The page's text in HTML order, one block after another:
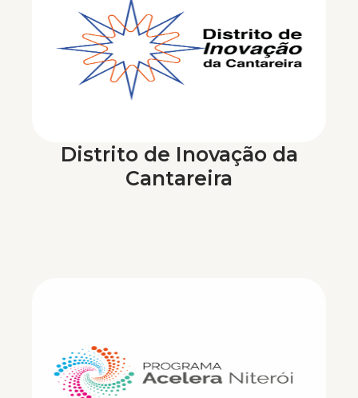
Distrito de Inovação da
Cantareira